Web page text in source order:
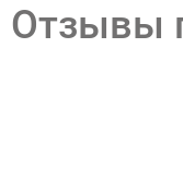
Отзывы